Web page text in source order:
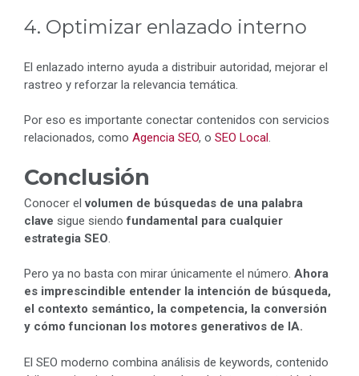
4. Optimizar enlazado interno
El enlazado interno ayuda a distribuir autoridad, mejorar el
rastreo y reforzar la relevancia temática.
Por eso es importante conectar contenidos con servicios
relacionados, como Agencia SEO, o SEO Local.
Conclusión
Conocer elvolumen de búsquedas de una palabra
clave sigue siendofundamental para cualquier
estrategia SEO.
Pero ya no basta con mirar únicamente el número. Ahora
es imprescindible entender la intención de búsqueda,
el contexto semántico, la competencia, la conversión
y cómo funcionan los motores generativos de IA.
El SEO moderno combina análisis de keywords, contenido